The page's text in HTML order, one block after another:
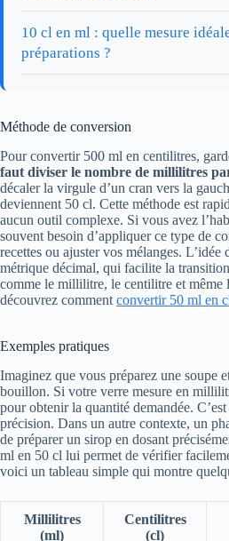
10 cl en ml : quelle mesure
préparations ?
Méthode de conversion
Pour convertir 500 ml en centilitres,
faut diviser le nombre de millilitres
décaler la virgule d’un cran vers la
deviennent 50 cl. Cette méthode est
aucun outil complexe. Si vous avez
souvent besoin d’appliquer ce type de
recettes ou ajuster vos mélanges. L’idée
métrique décimal, qui facilite la
comme le millilitre, le centilitre et même
découvrez comment convertir 50 ml en
Exemples pratiques
Imaginez que vous préparez une soupe
bouillon. Si votre verre mesure en
pour obtenir la quantité demandée.
précision. Dans un autre contexte, un
de préparer un sirop en dosant
ml en 50 cl lui permet de vérifier
voici un tableau simple qui montre
Millilitres
(ml)
Centilitres
(cl)